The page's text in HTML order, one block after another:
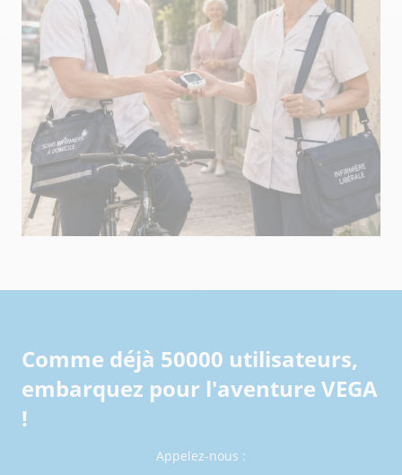
Comme déjà 50000 utilisateurs,
embarquez pour l'aventure VEGA
!
Appelez-nous :